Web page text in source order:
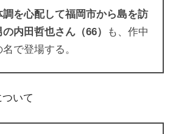
を心配して福岡市から島を訪
内田哲也さん（66）
も、作中
で登場する。
いて